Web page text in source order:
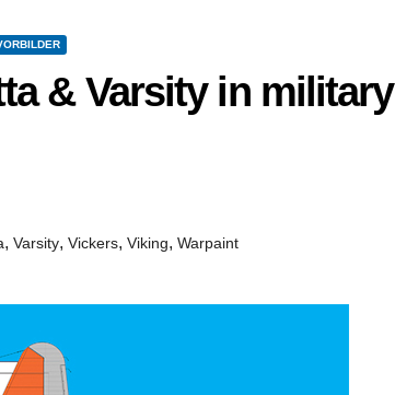
& Varsity in military
, Varsity, Vickers, Viking, Warpaint